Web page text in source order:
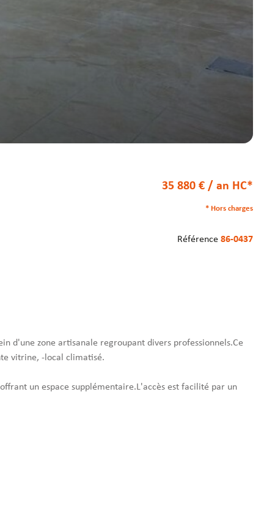
35 880 € / an HC*
* Hors charges
Référence 86-0437
d'une zone artisanale regroupant divers professionnels.Ce
vitrine, -local climatisé.
un espace supplémentaire.L'accès est facilité par un